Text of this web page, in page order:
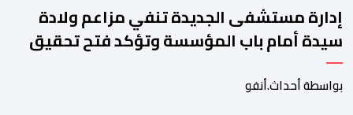
إدارة مستشفى الجديدة تنفي مزاعم ولادة
سيدة أمام باب المؤسسة وتؤكد فتح تحقيق
بواسطة أحداث.أنفو